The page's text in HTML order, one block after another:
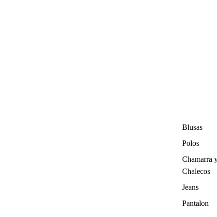
Blusas
Polos
Chamarra
Chalecos
Jeans
Pantalon